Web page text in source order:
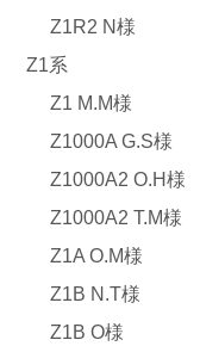
Z1R2 N様
Z1系
Z1 M.M様
Z1000A G.S様
Z1000A2 O.H様
Z1000A2 T.M様
Z1A O.M様
Z1B N.T様
Z1B O様